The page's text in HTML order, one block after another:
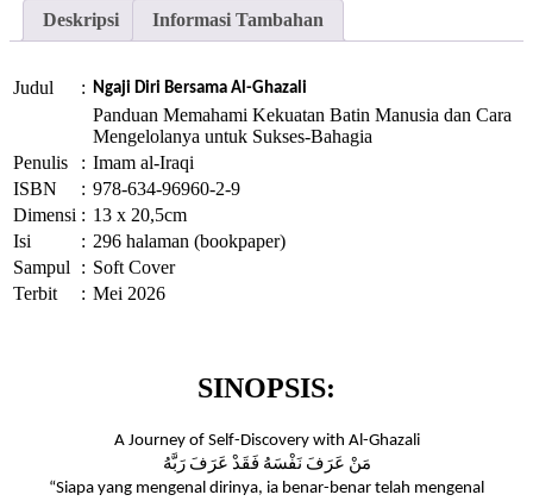
Deskripsi Informasi Tambahan
Judul : Ngaji Diri Bersama Al-Ghazali
Panduan Memahami Kekuatan Batin Manusia dan Cara
Mengelolanya untuk Sukses-Bahagia
Penulis
: Imam al-Iraqi
ISBN
: 978-634-96960-2-9
Dimensi : 13 x 20,5cm
Isi
: 296 halaman (bookpaper)
Sampul
: Soft Cover
Terbit
: Mei 2026
SINOPSIS:
A Journey of Self-Discovery with Al-Ghazali
مَنْ عَرَفَ نَفْسَهُ فَقَدْ عَرَفَ رَبَّهُ
“Siapa yang mengenal dirinya, ia benar-benar telah mengenal